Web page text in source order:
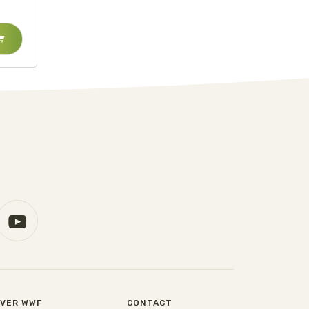
WWF CONTACT